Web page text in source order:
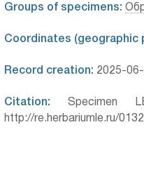
Groups of specimens:
Coordinates (geographic
Record creation: 2025-
Citation: Specimen
http://re.herbariumle.ru/